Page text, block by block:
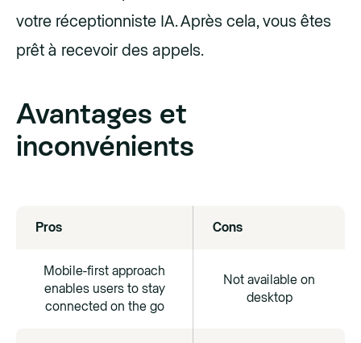
votre réceptionniste IA. Après cela, vous êtes
prêt à recevoir des appels.
Avantages et
inconvénients
Pros Cons
Mobile-first approach
enables users to stay
connected on the go
Not available on
desktop